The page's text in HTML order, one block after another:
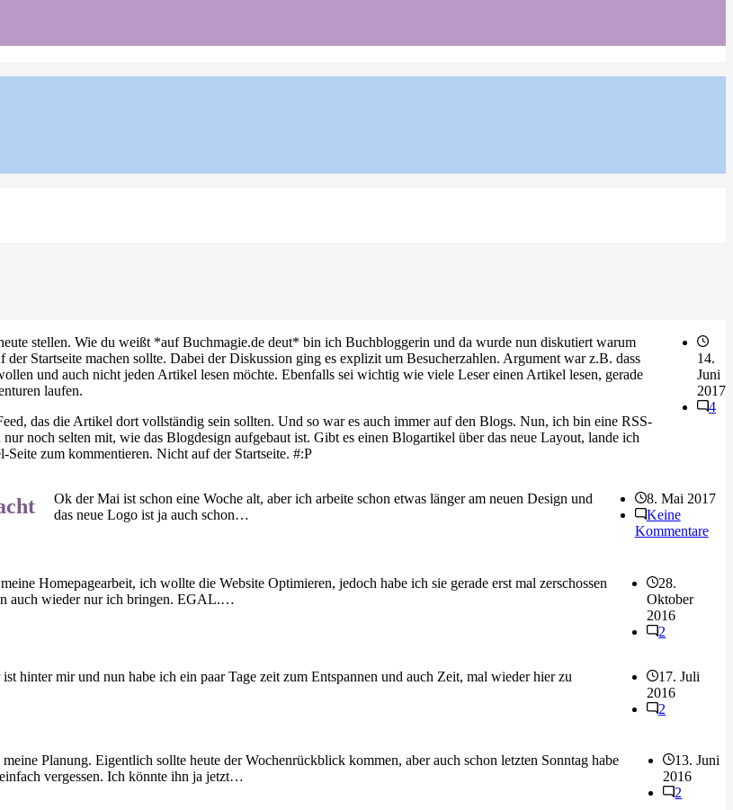
stellen. Wie du weißt *auf Buchmagie.de deut* bin ich Buchbloggerin und da wurde nun diskutiert warum
der Startseite machen sollte. Dabei der Diskussion ging es explizit um Besucherzahlen. Argument war z.B. dass
und auch nicht jeden Artikel lesen möchte. Ebenfalls sei wichtig wie viele Leser einen Artikel lesen, gerade
laufen.
das die Artikel dort vollständig sein sollten. Und so war es auch immer auf den Blogs. Nun, ich bin eine RSS-
noch selten mit, wie das Blogdesign aufgebaut ist. Gibt es einen Blogartikel über das neue Layout, lande ich
Seite zum kommentieren. Nicht auf der Startseite. #:P
14.
Juni
2017
4
Ok der Mai ist schon eine Woche alt, aber ich arbeite schon etwas länger am neuen Design und
das neue Logo ist ja auch schon…
8. Mai 2017
Keine
Kommentare
Homepagearbeit, ich wollte die Website Optimieren, jedoch habe ich sie gerade erst mal zerschossen
auch wieder nur ich bringen. EGAL.…
28.
Oktober
2016
2
hinter mir und nun habe ich ein paar Tage zeit zum Entspannen und auch Zeit, mal wieder hier zu
17. Juli
2016
2
Planung. Eigentlich sollte heute der Wochenrückblick kommen, aber auch schon letzten Sonntag habe
vergessen. Ich könnte ihn ja jetzt…
13. Juni
2016
2